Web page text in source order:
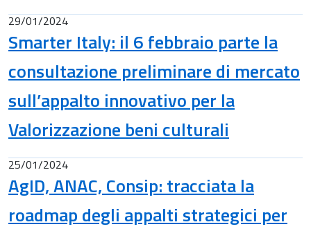
29/01/2024
Smarter Italy: il 6 febbraio parte la
consultazione preliminare di mercato
sull’appalto innovativo per la
Valorizzazione beni culturali
25/01/2024
AgID, ANAC, Consip: tracciata la
roadmap degli appalti strategici per